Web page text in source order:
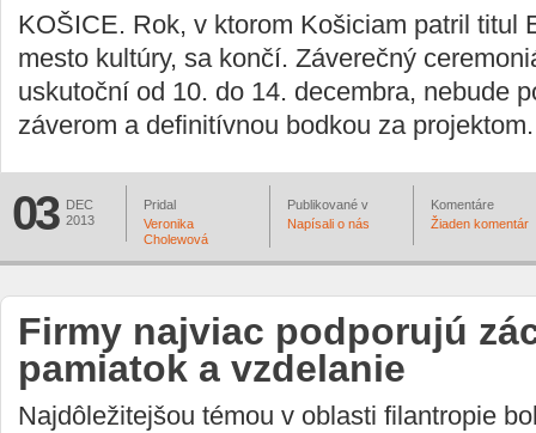
KOŠICE. Rok, v ktorom Košiciam patril titul
mesto kultúry, sa končí. Záverečný
uskutoční od 10. do 14. decembra, nebude
záverom a definitívnou bodkou za projektom.
03
DEC
2013
Pridal
Veronika
Cholewová
Publikované v
Napísali o nás
Komentáre
Žiaden komentár
Firmy najviac podporujú
pamiatok a vzdelanie
Najdôležitejšou témou v oblasti filantropie